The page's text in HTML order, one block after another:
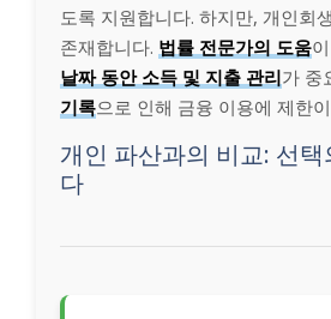
도록 지원합니다. 하지만, 개인회
존재합니다. 법률 전문가의 도움
날짜 동안 소득 및 지출 관리가 중
기록으로 인해 금융 이용에 제한
개인 파산과의 비교: 선택
다